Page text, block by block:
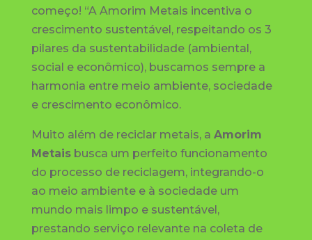
começo! “A Amorim Metais incentiva o
crescimento sustentável, respeitando os 3
pilares da sustentabilidade (ambiental,
social e econômico), buscamos sempre a
harmonia entre meio ambiente, sociedade
e crescimento econômico.
Muito além de reciclar metais, a Amorim
Metaisbusca um perfeito funcionamento
do processo de reciclagem, integrando-o
ao meio ambiente e à sociedade um
mundo mais limpo e sustentável,
prestando serviço relevante na coleta de